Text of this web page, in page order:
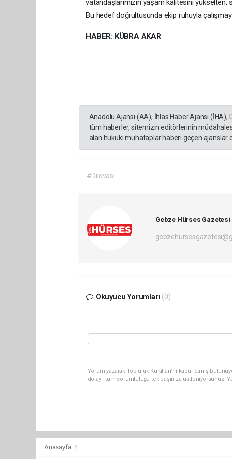
vatandaşlarımızın yaşam kalitesini
Bu hedef doğrultusunda ekip ruhuyla
HABER: KÜBRA AKAR
Anadolu Ajansı (AA), İhlas Haber Ajansı
tüm haberler, sitemizin editörlerinin
alan hukuki muhataplar haberi geçen ajanslar
#Dilovası
Gebze Hürses Gazetesi
Okuyucu Yorumları (0)
Yorum yazarak Topluluk Kuralları’nı kabul etmiş
dolaylı tüm sorumluluğu tek başınıza
Anasayfa